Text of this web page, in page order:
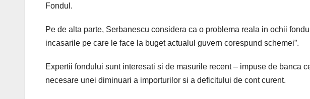
Fondul.
Pe de alta parte, Serbanescu considera ca o problema reala in ochii
incasarile pe care le face la buget actualul guvern corespund schemei”.
Expertii fondului sunt interesati si de masurile recent – impuse de banca
necesare unei diminuari a importurilor si a deficitului de cont curent.